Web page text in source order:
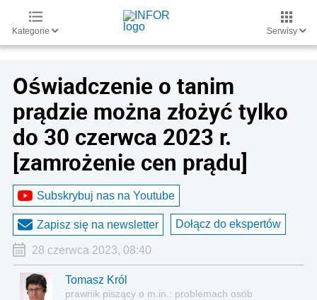
Kategorie Serwisy
Oświadczenie o tanim
prądzie można złożyć tylko
do 30 czerwca 2023 r.
[zamrożenie cen prądu]
Subskrybuj nas na Youtube
Zapisz się na newsletter Dołącz do ekspertów
28 czerwca 2023, 08:40
Tomasz Król
prawnik piszący o m.in.: problemach osób